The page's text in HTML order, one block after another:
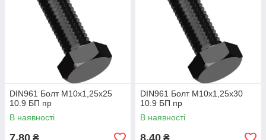
DIN961 Болт М10х1,25х25
10.9 БП пр
В наявності
7,80 ₴
DIN961 Болт М10х1,25х30
10.9 БП пр
В наявності
8,40 ₴